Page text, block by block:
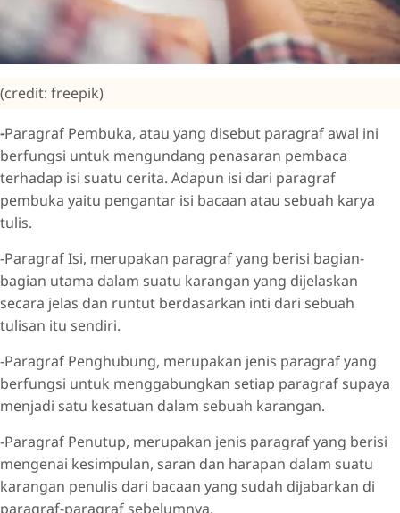
(credit: freepik)
-Paragraf Pembuka, atau yang disebut paragraf awal ini
berfungsi untuk mengundang penasaran pembaca
terhadap isi suatu cerita. Adapun isi dari paragraf
pembuka yaitu pengantar isi bacaan atau sebuah karya
tulis.
-Paragraf Isi, merupakan paragraf yang berisi bagian-
bagian utama dalam suatu karangan yang dijelaskan
secara jelas dan runtut berdasarkan inti dari sebuah
tulisan itu sendiri.
-Paragraf Penghubung, merupakan jenis paragraf yang
berfungsi untuk menggabungkan setiap paragraf supaya
menjadi satu kesatuan dalam sebuah karangan.
-Paragraf Penutup, merupakan jenis paragraf yang berisi
mengenai kesimpulan, saran dan harapan dalam suatu
karangan penulis dari bacaan yang sudah dijabarkan di
paragraf-paragraf sebelumnya.